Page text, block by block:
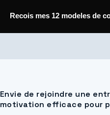
Envie de rejoindre une
motivation efficace pour
Recois mes 12 modeles de